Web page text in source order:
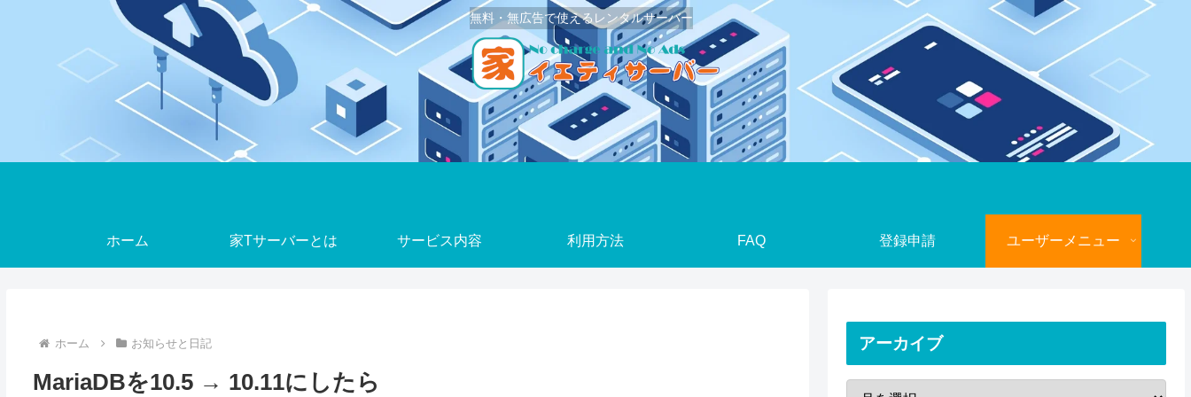
無料・無広告で使えるレンタルサーバー
ホーム 家Tサーバーとは サービス内容 利用方法 FAQ 登録申請 ユーザーメニュー
ホーム お知らせと日記
MariaDBを10.5 → 10.11にしたら
アーカイブ